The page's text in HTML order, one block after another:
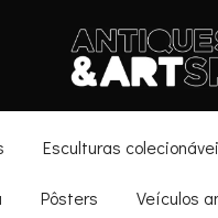
& Art SP
Esculturas
Pôsters Veículos